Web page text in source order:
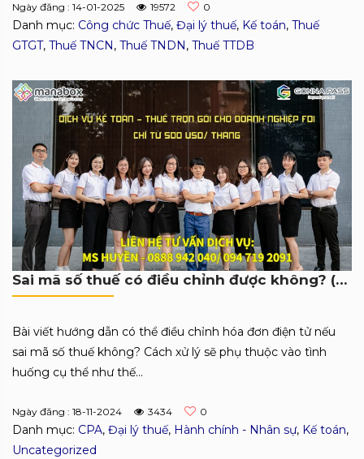
Ngày đăng : 14-01-2025 19572 0
Danh mục: Công chức Thuế, Đại lý thuế, Kế toán, Thuế
GTGT, Thuế TNCN, Thuế TNDN, Thuế TTDB
Sai mã số thuế có điều chỉnh được không? (Có ví dụ)
Bài viết hướng dẫn có thể điều chỉnh hóa đơn điện tử nếu
sai mã số thuế không? Cách xử lý sẽ phụ thuộc vào tình
huống cụ thể như thế...
Ngày đăng : 18-11-2024 3434 0
Danh mục: CPA, Đại lý thuế, Hành chính - Nhân sự, Kế toán,
Uncategorized